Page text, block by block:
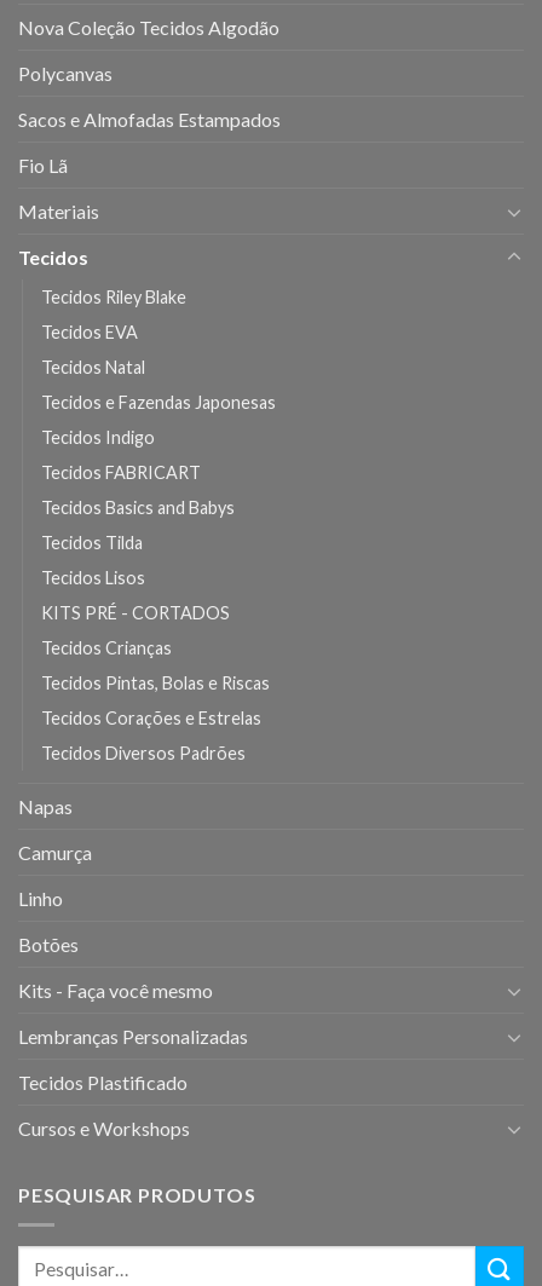
Nova Coleção Tecidos Algodão
Polycanvas
Sacos e Almofadas Estampados
Fio Lã
Materiais
Tecidos
Tecidos Riley Blake
Tecidos EVA
Tecidos Natal
Tecidos e Fazendas Japonesas
Tecidos Indigo
Tecidos FABRICART
Tecidos Basics and Babys
Tecidos Tilda
Tecidos Lisos
KITS PRÉ - CORTADOS
Tecidos Crianças
Tecidos Pintas, Bolas e Riscas
Tecidos Corações e Estrelas
Tecidos Diversos Padrões
Napas
Camurça
Linho
Botões
Kits - Faça você mesmo
Lembranças Personalizadas
Tecidos Plastificado
Cursos e Workshops
PESQUISAR PRODUTOS